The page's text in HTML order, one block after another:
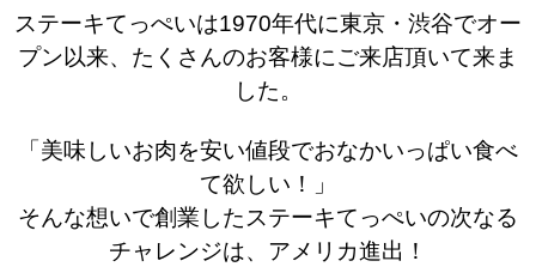
ステーキてっぺいは1970年代に東京・渋谷でオー
プン以来、たくさんのお客様にご来店頂いて来ま
した。
「美味しいお肉を安い値段でおなかいっぱい食べ
て欲しい！」
そんな想いで創業したステーキてっぺいの次なる
チャレンジは、アメリカ進出！